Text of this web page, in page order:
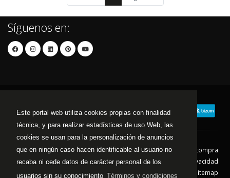
Este portal web utiliza cookies propias con finalidad
técnica, y para realizar estadísticas de uso Web, las
cookies se usan para la personalización de anuncios
que en ningún caso hacen identificable al usuario no
recaba ni cede datos de carácter personal de los
usuarios sin su conocimiento Términos y condiciones
Síguenos en:
Contacto Aviso Legal
Condiciones de compra
Política de envíos
Política de devolución
Política de Privacidad
Política de Cookies
Sitemap